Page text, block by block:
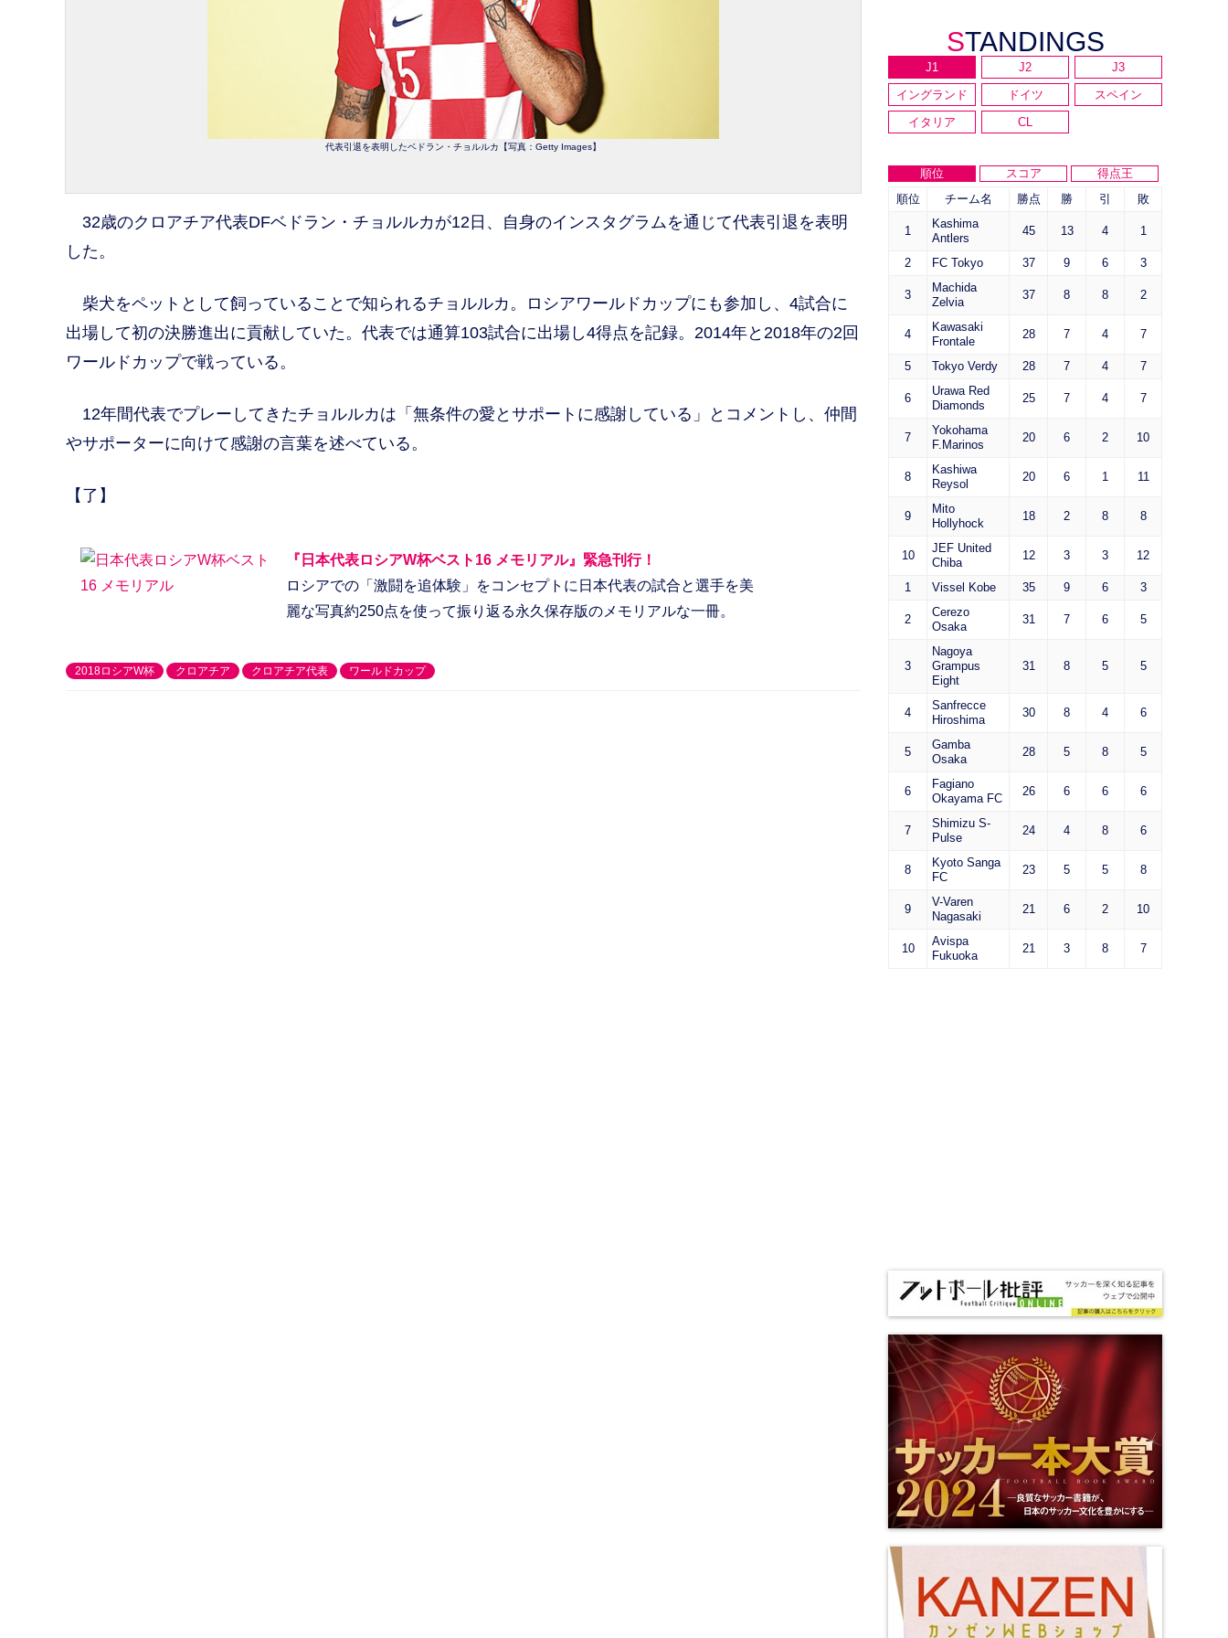
代表引退を表明したベドラン・チョルルカ【写真：Getty Images】
32歳のクロアチア代表DFベドラン・チョルルカが12日、自身のインスタグラムを通じて代表引退を表明
した。
柴犬をペットとして飼っていることで知られるチョルルカ。ロシアワールドカップにも参加し、4試合に
出場して初の決勝進出に貢献していた。代表では通算103試合に出場し4得点を記録。2014年と2018年の2回
ワールドカップで戦っている。
12年間代表でプレーしてきたチョルルカは「無条件の愛とサポートに感謝している」とコメントし、仲間
やサポーターに向けて感謝の言葉を述べている。
【了】
『日本代表ロシアW杯ベスト16 メモリアル』緊急刊行！
ロシアでの「激闘を追体験」をコンセプトに日本代表の試合と選手を美
麗な写真約250点を使って振り返る永久保存版のメモリアルな一冊。
2018ロシアW杯 クロアチア クロアチア代表 ワールドカップ
STANDINGS
J1 J2
J3
イングランド
ドイツ
スペイン
イタリア
CL
順位 スコア
得点王
順位
チーム名 勝点 勝 引 敗
1
Kashima
Antlers
45 13 4 1
2 FC Tokyo 37 9 6 3
3
Machida
Zelvia
37 8 8 2
4
Kawasaki
Frontale
28 7 4 7
5 Tokyo Verdy 28 7 4 7
6
Urawa Red
Diamonds
25 7 4 7
7
Yokohama
F.Marinos
20 6 2 10
8
Kashiwa
Reysol
20 6 1 11
9
Mito
Hollyhock
18 2 8 8
10
JEF United
Chiba
12 3 3 12
1 Vissel Kobe 35 9 6 3
2
Cerezo
Osaka
31 7 6 5
3
Nagoya
Grampus
Eight
31 8 5 5
4
Sanfrecce
Hiroshima
30 8 4 6
5
Gamba
Osaka
28 5 8 5
6
Fagiano
Okayama FC
26 6 6 6
7
Shimizu S-
Pulse
24 4 8 6
8
Kyoto Sanga
FC
23 5 5 8
9
V-Varen
Nagasaki
21 6 2 10
10
Avispa
Fukuoka
21 3 8 7